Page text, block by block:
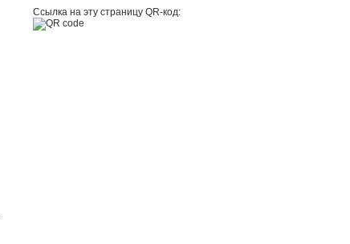
Ссылка на эту страницу QR-код: